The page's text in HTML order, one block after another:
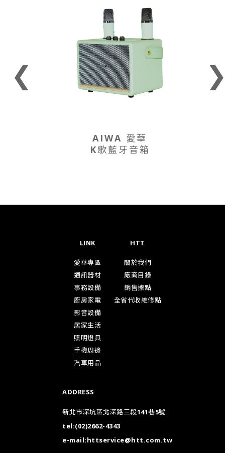
❮
AIWA 愛華
K歌藍牙音箱
LINK
愛華專區
通訊器材
事務設備
廚房家電
影音設備
居家生活
照明燈具
手機周邊
汽車用品
HTT
關於我們
廠商目錄
銷售據點
全省代收維修點
ADDRESS
新北市深坑區北深路三段141巷5號
tel:(02)2662-4343
e-mail:httservice@htt.com.tw